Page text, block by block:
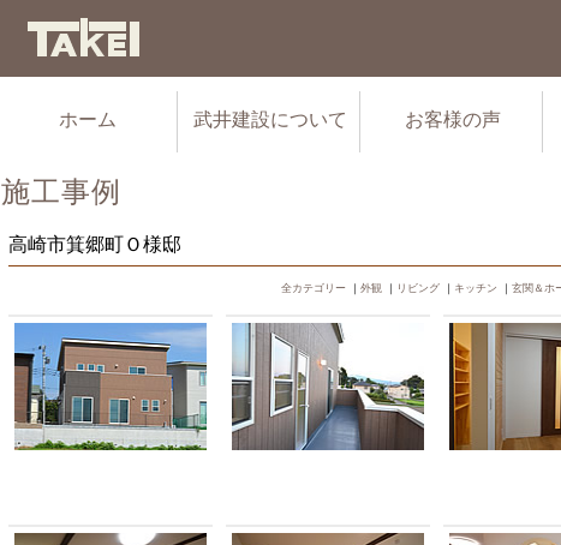
ホーム 武井建設について お客様の声
施工事例
高崎市箕郷町Ｏ様邸
全カテゴリー ｜ 外観 ｜ リビング ｜ キッチン ｜ 玄関＆ホ